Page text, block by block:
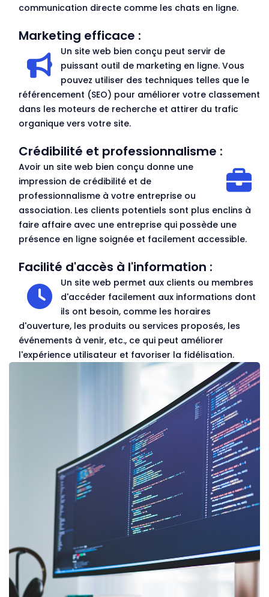
communication directe comme les chats en ligne.
Marketing efficace :
Un site web bien conçu peut servir de
puissant outil de marketing en ligne. Vous
pouvez utiliser des techniques telles que le
référencement (SEO) pour améliorer votre classement
dans les moteurs de recherche et attirer du trafic
organique vers votre site.
Crédibilité et professionnalisme :
Avoir un site web bien conçu donne une
impression de crédibilité et de
professionnalisme à votre entreprise ou
association. Les clients potentiels sont plus enclins à
faire affaire avec une entreprise qui possède une
présence en ligne soignée et facilement accessible.
Facilité d'accès à l'information :
Un site web permet aux clients ou membres
d'accéder facilement aux informations dont
ils ont besoin, comme les horaires
d'ouverture, les produits ou services proposés, les
événements à venir, etc., ce qui peut améliorer
l'expérience utilisateur et favoriser la fidélisation.